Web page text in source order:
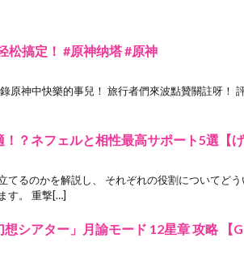
松搞定！ #原神纳塔 #原神
原神中快樂的事兒！ 旅行者們來波點贊關註呀！
？ネフェルと相性最高サポート5選【げ
てるのかを解説し、 それぞれの役割についてど
す。 重撃[…]
想シアター」月諭モード 12星章 攻略 【